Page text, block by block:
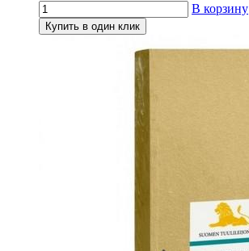
В корзину
Купить в один клик